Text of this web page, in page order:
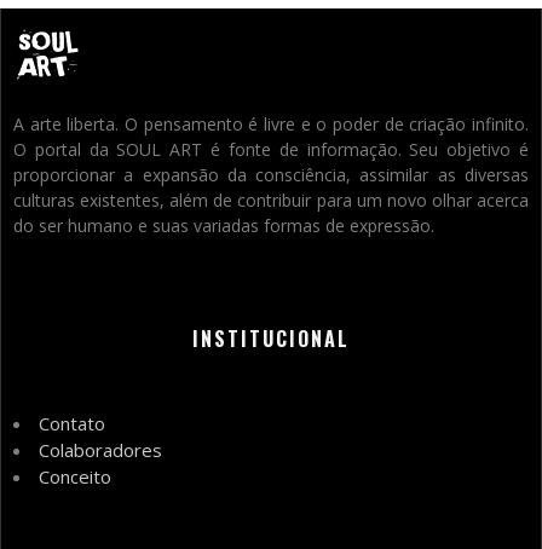
A arte liberta. O pensamento é livre e o poder de criação infinito.
O portal da SOUL ART é fonte de informação. Seu objetivo é
proporcionar a expansão da consciência, assimilar as diversas
culturas existentes, além de contribuir para um novo olhar acerca
do ser humano e suas variadas formas de expressão.
INSTITUCIONAL
Contato
Colaboradores
Conceito